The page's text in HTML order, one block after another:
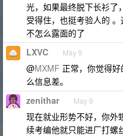
光，如果最终脱下长衫了
受得住，也挺考验人的
不怎么露面的了
LXVC May 9
@MXMF 正常，你觉得
么信息差。
zenithar May 9
现在就业形势不好，你外
续考编他就只能进厂打螺